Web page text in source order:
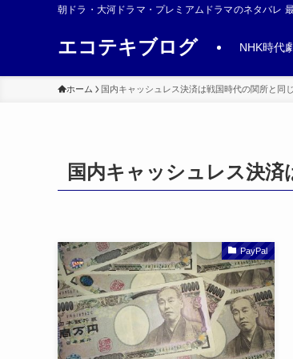
朝ドラ・大河ドラマ・プレミアムドラマのネタバレ
エコテキブログ NHK時代
ホーム 国内キャッシュレス決済は戦国時代の関所と同じ
国内キャッシュレス決済
PayPal